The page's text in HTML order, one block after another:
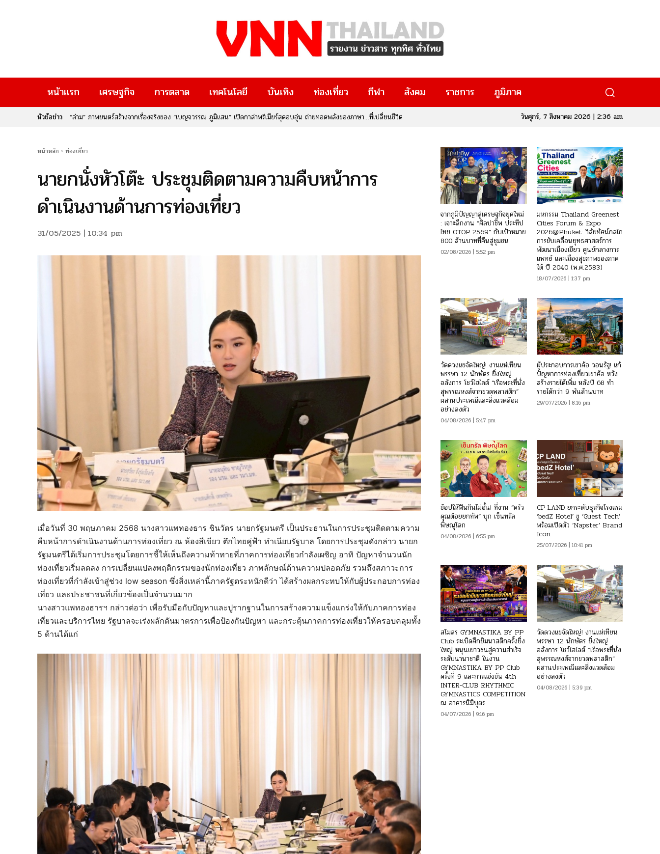
หน้าแรก เศรษฐกิจ การตลาด เทคโนโลยี บันเทิง ท่องเที่ยว กีฬา สังคม ราชการ ภูมิภาค
หัวข้อข่าว
เมื่อ “ความคิดสร้างสรรค์” เปลี่ยนเป็น “รายได้” : กรมทรัพย์สินทางปัญญา จับมือ สกสว. เปิดตัวงานใหญ่แห่งปี “IP x Venture
วันศุกร์, 7 สิงหาคม 2026 | 2:36 am
หน้าหลัก ท่องเที่ยว
นายกนั่งหัวโต๊ะ ประชุมติดตามความคืบหน้าการ
ดำเนินงานด้านการท่องเที่ยว
31/05/2025 | 10:34 pm
เมื่อวันที่ 30 พฤษภาคม 2568 นางสาวแพทองธาร ชินวัตร นายกรัฐมนตรี เป็นประธานในการประชุมติดตามความ
คืบหน้าการดำเนินงานด้านการท่องเที่ยว ณ ห้องสีเขียว ตึกไทยคู่ฟ้า ทำเนียบรัฐบาล โดยการประชุมดังกล่าว นายก
รัฐมนตรีได้เริ่มการประชุมโดยการชี้ให้เห็นถึงความท้าทายที่ภาคการท่องเที่ยวกำลังเผชิญ อาทิ ปัญหาจำนวนนัก
ท่องเที่ยวเริ่มลดลง การเปลี่ยนแปลงพฤติกรรมของนักท่องเที่ยว ภาพลักษณ์ด้านความปลอดภัย รวมถึงสภาวะการ
ท่องเที่ยวที่กำลังเข้าสู่ช่วง low season ซึ่งสิ่งเหล่านี้ภาครัฐตระหนักดีว่า ได้สร้างผลกระทบให้กับผู้ประกอบการท่อง
เที่ยว และประชาชนที่เกี่ยวข้องเป็นจำนวนมาก
นางสาวแพทองธารฯ กล่าวต่อว่า เพื่อรับมือกับปัญหาและปูรากฐานในการสร้างความแข็งแกร่งให้กับภาคการท่อง
เที่ยวและบริการไทย รัฐบาลจะเร่งผลักดันมาตรการเพื่อป้องกันปัญหา และกระตุ้นภาคการท่องเที่ยวให้ครอบคลุมทั้ง
5 ด้านได้แก่
จากภูมิปัญญาสู่เศรษฐกิจยุคใหม่
: เจาะลึกงาน “ศิลปาชีพ ประทีป
ไทย OTOP 2569” กับเป้าหมาย
800 ล้านบาทที่คืนสู่ชุมชน
02/08/2026 | 5:52 pm
มหกรรม Thailand Greenest
Cities Forum & Expo
2026@Phuket: วิสัยทัศน์กลไก
การขับเคลื่อนยุทธศาสตร์การ
พัฒนาเมืองเขียว ศูนย์กลางการ
แพทย์ และเมืองสุขภาพของภาค
ใต้ ปี 2040 (พ.ศ.2583)
18/07/2026 | 1:37 pm
วัดดวงแขจัดใหญ่! งานแห่เทียน
พรรษา 12 นักษัตร ยิ่งใหญ่
อลังการ โชว์ไฮไลต์ “เรือพระที่นั่ง
สุพรรณหงส์จากขวดพลาสติก”
ผสานประเพณีและสิ่งแวดล้อม
อย่างลงตัว
04/08/2026 | 5:47 pm
ผู้ประกอบการเขาค้อ วอนรัฐ! แก้
ปัญหาการท่องเที่ยวเขาค้อ หวัง
สร้างรายได้เพิ่ม หลังปี 68 ทำ
รายได้กว่า 9 พันล้านบาท
29/07/2026 | 8:16 pm
ช้อปให้ฟินกินไม่อั้น! ที่งาน “ครัว
คุณต๋อยยกทัพ” บุก เซ็นทรัล
พิษณุโลก
04/08/2026 | 6:55 pm
CP LAND ยกระดับธุรกิจโรงแรม
‘bedZ Hotel’ ชู ‘Guest Tech’
พร้อมเปิดตัว ‘Napster’ Brand
Icon
25/07/2026 | 10:41 pm
สโมสร GYMNASTIKA BY PP
Club ระเบิดศึกยิมนาสติกครั้งยิ่ง
ใหญ่ หนุนเยาวชนสู่ความสำเร็จ
ระดับนานาชาติ ในงาน
GYMNASTIKA BY PP Club
ครั้งที่ 9 และการแข่งขัน 4th
INTER-CLUB RHYTHMIC
GYMNASTICS COMPETITION
ณ อาคารนิมิบุตร
04/07/2026 | 9:16 pm
วัดดวงแขจัดใหญ่! งานแห่เทียน
พรรษา 12 นักษัตร ยิ่งใหญ่
อลังการ โชว์ไฮไลต์ “เรือพระที่นั่ง
สุพรรณหงส์จากขวดพลาสติก”
ผสานประเพณีและสิ่งแวดล้อม
อย่างลงตัว
04/08/2026 | 5:39 pm